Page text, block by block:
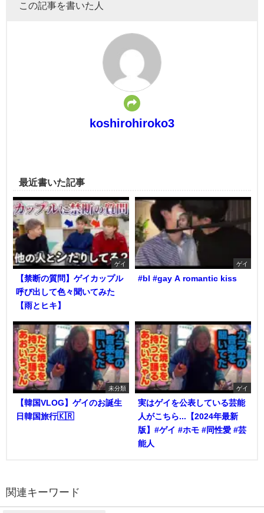
この記事を書いた人
koshirohiroko3
最近書いた記事
ゲイ
【禁断の質問】ゲイカップル
呼び出して色々聞いてみた
【雨とヒキ】
ゲイ
#bl #gay A romantic kiss
未分類
【韓国VLOG】ゲイのお誕生
日韓国旅行🇰🇷
ゲイ
実はゲイを公表している芸能
人がこちら...【2024年最新
版】#ゲイ #ホモ #同性愛 #芸
能人
関連キーワード